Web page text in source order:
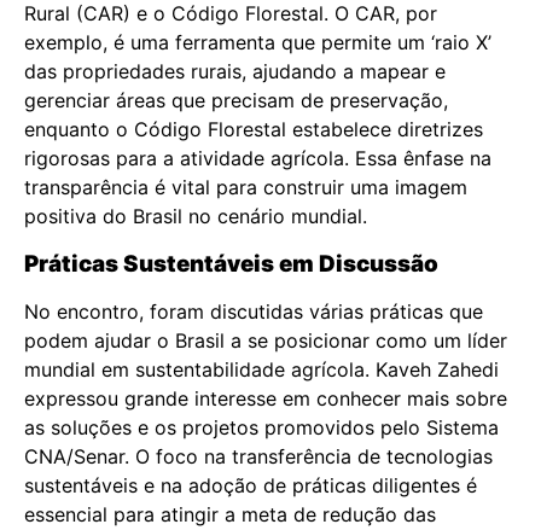
Rural (CAR) e o Código Florestal. O CAR, por
exemplo, é uma ferramenta que permite um ‘raio X’
das propriedades rurais, ajudando a mapear e
gerenciar áreas que precisam de preservação,
enquanto o Código Florestal estabelece diretrizes
rigorosas para a atividade agrícola. Essa ênfase na
transparência é vital para construir uma imagem
positiva do Brasil no cenário mundial.
Práticas Sustentáveis em Discussão
No encontro, foram discutidas várias práticas que
podem ajudar o Brasil a se posicionar como um líder
mundial em sustentabilidade agrícola. Kaveh Zahedi
expressou grande interesse em conhecer mais sobre
as soluções e os projetos promovidos pelo Sistema
CNA/Senar. O foco na transferência de tecnologias
sustentáveis e na adoção de práticas diligentes é
essencial para atingir a meta de redução das